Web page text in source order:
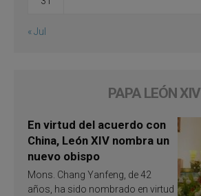
« Jul
PAPA LEÓN XIV
En virtud del acuerdo con
China, León XIV nombra un
nuevo obispo
Mons. Chang Yanfeng, de 42
años, ha sido nombrado en virtud